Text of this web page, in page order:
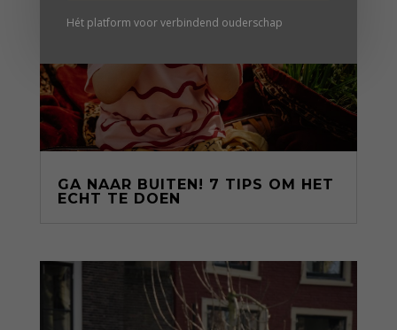
GA NAAR BUITEN! 7 TIPS OM HET
ECHT TE DOEN
Hét platform voor verbindend ouderschap